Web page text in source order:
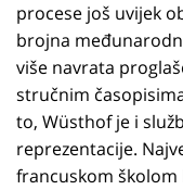
procese još uvijek
brojna
više navrata
stručnim
to, Wüsthof je i
reprezentacije.
francuskom školom